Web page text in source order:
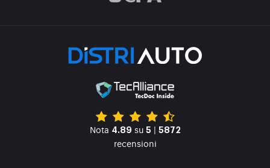
Nota 4.89 su 5 | 5872
recensioni